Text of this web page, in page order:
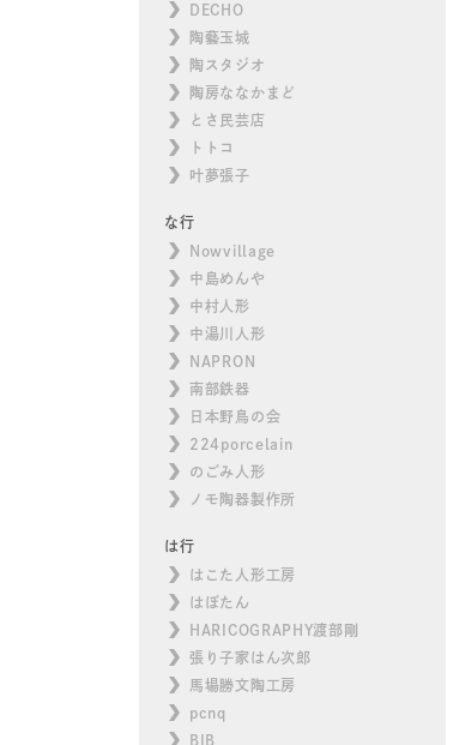
DECHO
陶藝玉城
陶スタジオ
陶房ななかまど
とさ民芸店
トトコ
叶夢張子
な行
Nowvillage
中島めんや
中村人形
中湯川人形
NAPRON
南部鉄器
日本野鳥の会
224porcelain
のごみ人形
ノモ陶器製作所
は行
はこた人形工房
はぼたん
HARICOGRAPHY渡部剛
張り子家はん次郎
馬場勝文陶工房
pcnq
BIB